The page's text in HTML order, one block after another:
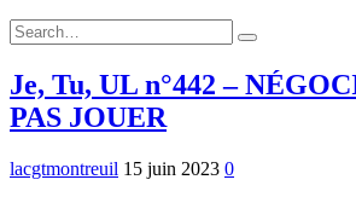
Expand
Search
Form
Search
Je, Tu, UL n°442 –
PAS JOUER
lacgtmontreuil 15 juin 2023 0